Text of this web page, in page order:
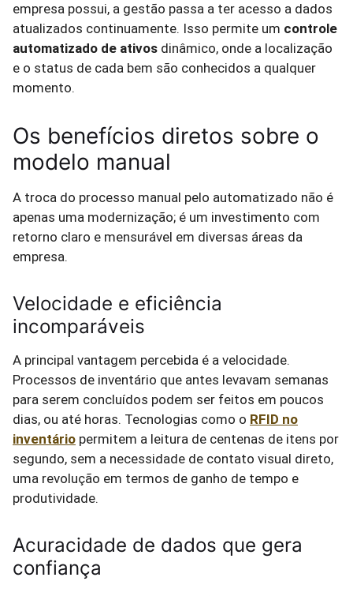
empresa possui, a gestão passa a ter acesso a dados
atualizados continuamente. Isso permite um controle
automatizado de ativos dinâmico, onde a localização
e o status de cada bem são conhecidos a qualquer
momento.
Os benefícios diretos sobre o
modelo manual
A troca do processo manual pelo automatizado não é
apenas uma modernização; é um investimento com
retorno claro e mensurável em diversas áreas da
empresa.
Velocidade e eficiência
incomparáveis
A principal vantagem percebida é a velocidade.
Processos de inventário que antes levavam semanas
para serem concluídos podem ser feitos em poucos
dias, ou até horas. Tecnologias como o RFID no
inventário permitem a leitura de centenas de itens por
segundo, sem a necessidade de contato visual direto,
uma revolução em termos de ganho de tempo e
produtividade.
Acuracidade de dados que gera
confiança